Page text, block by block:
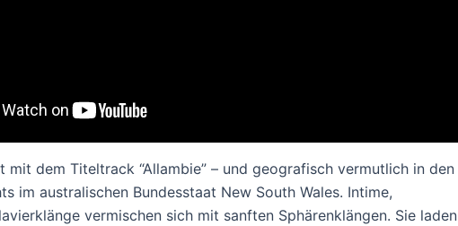
mit dem Titeltrack “Allambie” – und geografisch vermutlich in den
im australischen Bundesstaat New South Wales. Intime,
vermischen sich mit sanften Sphärenklängen. Sie laden